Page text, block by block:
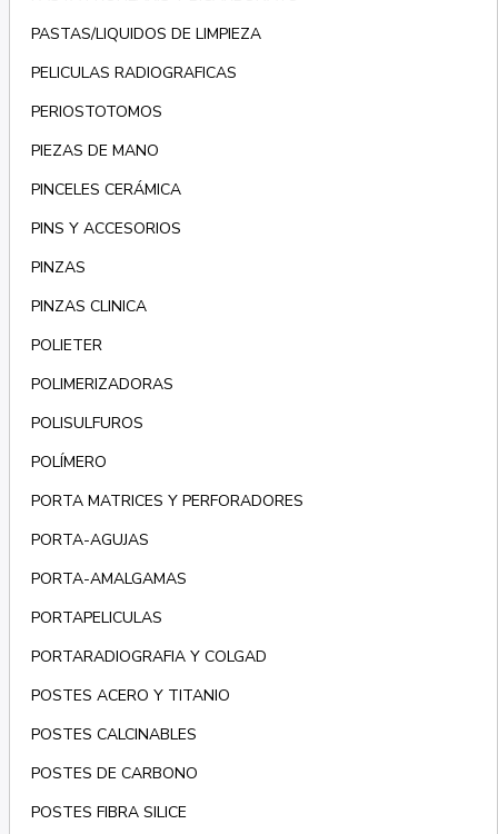
PASTAS/LIQUIDOS DE LIMPIEZA
PELICULAS RADIOGRAFICAS
PERIOSTOTOMOS
PIEZAS DE MANO
PINCELES CERÁMICA
PINS Y ACCESORIOS
PINZAS
PINZAS CLINICA
POLIETER
POLIMERIZADORAS
POLISULFUROS
POLÍMERO
PORTA MATRICES Y PERFORADORES
PORTA-AGUJAS
PORTA-AMALGAMAS
PORTAPELICULAS
PORTARADIOGRAFIA Y COLGAD
POSTES ACERO Y TITANIO
POSTES CALCINABLES
POSTES DE CARBONO
POSTES FIBRA SILICE